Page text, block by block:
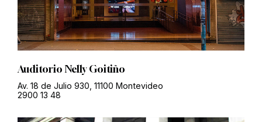
Auditorio Nelly Goitiño
Av. 18 de Julio 930, 11100 Montevideo
2900 13 48